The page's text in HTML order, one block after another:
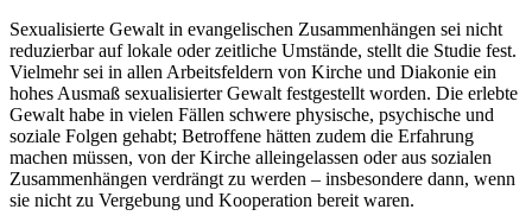
Sexualisierte Gewalt in evangelischen Zusammenhängen sei nicht
reduzierbar auf lokale oder zeitliche Umstände, stellt die Studie fest.
Vielmehr sei in allen Arbeitsfeldern von Kirche und Diakonie ein
hohes Ausmaß sexualisierter Gewalt festgestellt worden. Die erlebte
Gewalt habe in vielen Fällen schwere physische, psychische und
soziale Folgen gehabt; Betroffene hätten zudem die Erfahrung
machen müssen, von der Kirche alleingelassen oder aus sozialen
Zusammenhängen verdrängt zu werden – insbesondere dann, wenn
sie nicht zu Vergebung und Kooperation bereit waren.